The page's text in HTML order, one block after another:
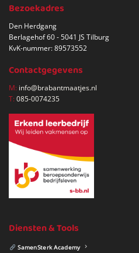
Bezoekadres
Den Herdgang
Berlagehof 60 - 5041 JS Tilburg
KvK-nummer: 89573552
Contactgegevens
M: info@brabantmaatjes.nl
T:085-0074235
Diensten & Tools
SamenSterk Academy